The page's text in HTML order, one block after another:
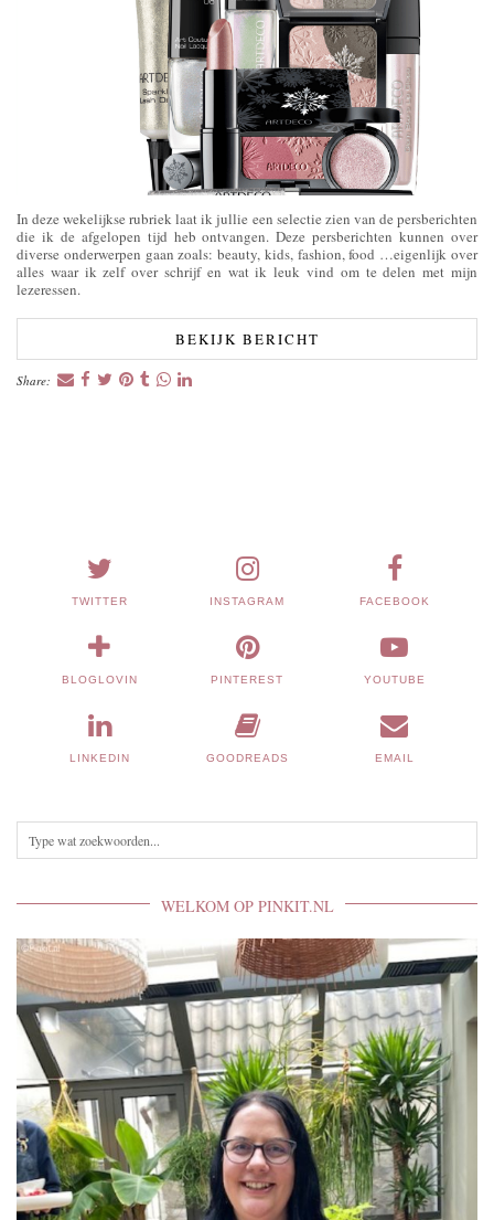
In deze wekelijkse rubriek laat ik jullie een selectie zien van de persberichten
die ik de afgelopen tijd heb ontvangen. Deze persberichten kunnen over
diverse onderwerpen gaan zoals: beauty, kids, fashion, food …eigenlijk over
alles waar ik zelf over schrijf en wat ik leuk vind om te delen met mijn
lezeressen.
BEKIJK BERICHT
Share:
TWITTER INSTAGRAM FACEBOOK
BLOGLOVIN PINTEREST YOUTUBE
LINKEDIN GOODREADS EMAIL
WELKOM OP PINKIT.NL